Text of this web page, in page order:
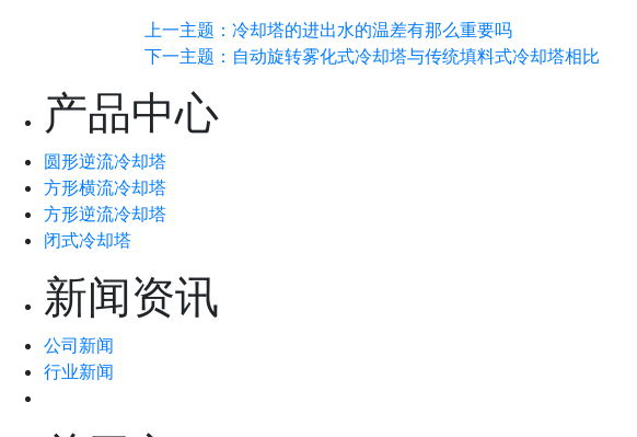
上一主题：冷却塔的进出水的温差有那么重要吗
下一主题：自动旋转雾化式冷却塔与传统填料式冷却塔相比
产品中心
圆形逆流冷却塔
方形横流冷却塔
方形逆流冷却塔
闭式冷却塔
新闻资讯
公司新闻
行业新闻